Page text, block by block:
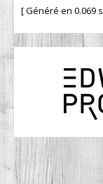
[ Généré en 0.069